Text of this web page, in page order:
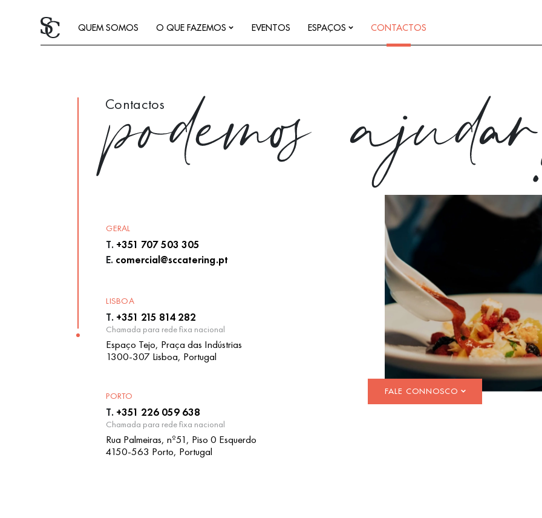
QUEM SOMOS O QUE FAZEMOS EVENTOS ESPAÇOS CONTACTOS
Contactos
podemos
GERAL
T. +351 707 503 305
E. comercial@sccatering.pt
LISBOA
T. +351 215 814 282
Chamada para rede fixa nacional
Espaço Tejo, Praça das Indústrias
1300-307 Lisboa, Portugal
PORTO
T. +351 226 059 638
Chamada para rede fixa nacional
Rua Palmeiras, nº51, Piso 0 Esquerdo
4150-563 Porto, Portugal
FALE CONNOSCO